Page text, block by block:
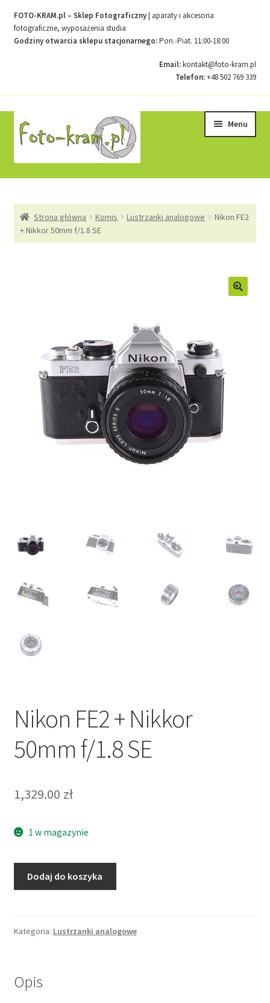
FOTO-KRAM.pl – Sklep Fotograficzny| aparaty i akcesoria
fotograficzne, wyposażenia studia
Godziny otwarcia sklepu stacjonarnego:Pon.-Piat. 11:00-18:00
Email:kontakt@foto-kram.pl
Telefon:+48 502 769 339
do
nawigacji
do
treści
Menu
Kontakt
Sample Page
Zamówienia
Strona główna Komis Lustrzanki analogowe
Nikon FE2
+ Nikkor 50mm f/1.8 SE
Nikon FE2 + Nikkor
50mm f/1.8 SE
1,329.00 zł
1 w magazynie
Nikkor
SE
Dodaj do koszyka
Kategoria: Lustrzanki analogowe
Opis